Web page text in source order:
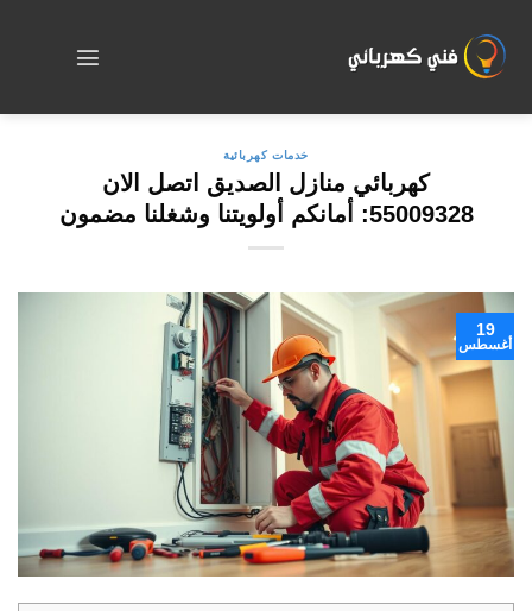
content
خدمات كهربائية
كهربائي منازل الصديق اتصل الان
55009328: أمانكم أولويتنا وشغلنا مضمون
19
أغسطس